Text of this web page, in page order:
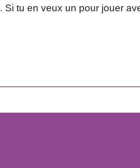
Si tu en veux un pour jouer